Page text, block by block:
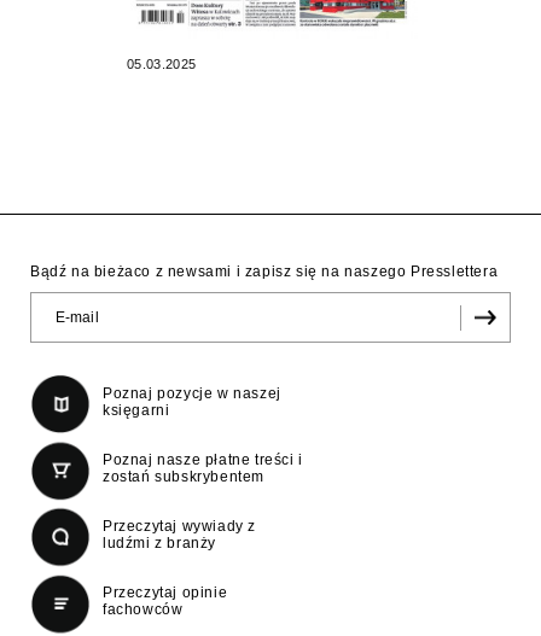
05.03.2025
Bądź na bieżaco z newsami i zapisz się na naszego Presslettera
Poznaj pozycje w naszej
księgarni
Poznaj nasze płatne treści i
zostań subskrybentem
Przeczytaj wywiady z
ludźmi z branży
Przeczytaj opinie
fachowców